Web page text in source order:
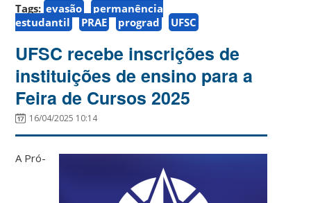
Tags: evasão
permanência
estudantil
PRAE prograd UFSC
UFSC recebe inscrições de
instituições de ensino para a
Feira de Cursos 2025
16/04/2025 10:14
A Pró-